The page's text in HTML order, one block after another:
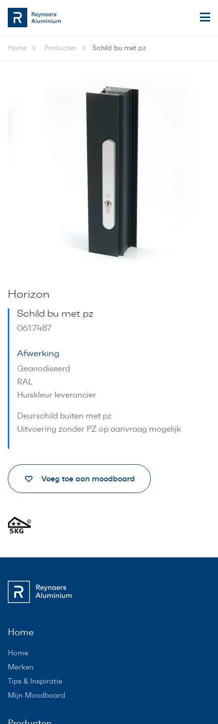
Home Producten Schild bu met pz
Horizon
Schild bu met pz
061.7487
Afwerking
Geanodiseerd
RAL
Huiskleur leverancier
Deurschild buiten met pz
Uitvoering zonder PZ op aanvraag mogelijk
Voeg toe aan moodboard
Home
Home
Merken
Tips & Inspiratie
Mijn Moodboard